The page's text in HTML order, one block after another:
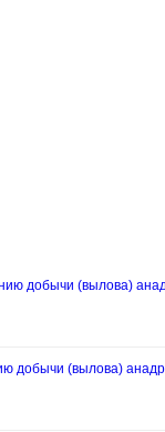
добычи (вылова)
добычи (вылова)